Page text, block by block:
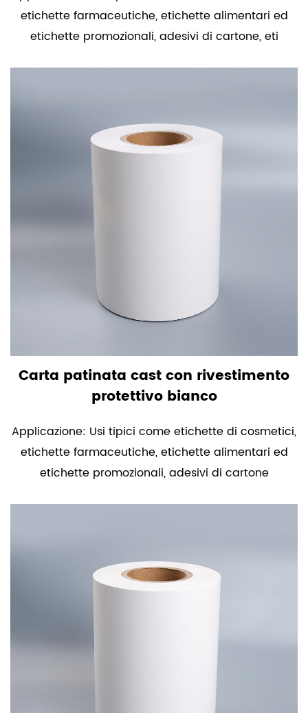
etichette farmaceutiche, etichette alimentari ed
etichette promozionali, adesivi di cartone, eti
Carta patinata cast con rivestimento
protettivo bianco
Applicazione: Usi tipici come etichette di cosmetici,
etichette farmaceutiche, etichette alimentari ed
etichette promozionali, adesivi di cartone